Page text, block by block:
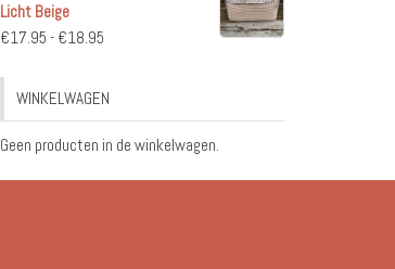
€18.95
Licht Beige
€17.95 - €18.95Prijsklasse:
tot
WINKELWAGEN
Geen producten in de winkelwagen.